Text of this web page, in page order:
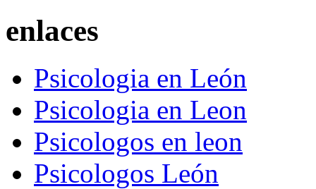
enlaces
Psicologia en León
Psicologia en Leon
Psicologos en leon
Psicologos León